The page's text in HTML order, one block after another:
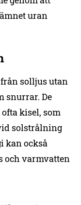
uran
solljus utan
snurrar. De
kisel, som
solstrålning
kan också
och varmvatten